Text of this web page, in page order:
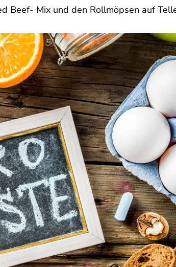
Beef- Mix und den Rollmöpsen auf